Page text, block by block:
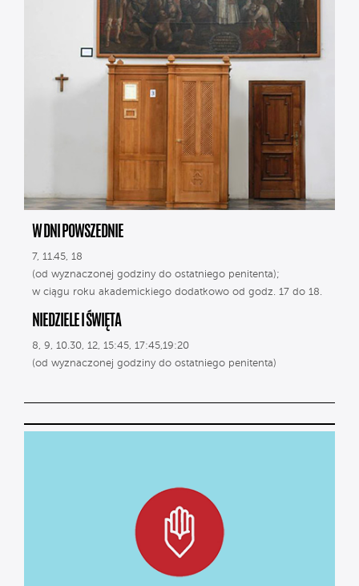
W DNI POWSZEDNIE
7, 11.45, 18
(od wyznaczonej godziny do ostatniego penitenta);
w ciągu roku akademickiego dodatkowo od godz. 17 do 18.
NIEDZIELE I ŚWIĘTA
8, 9, 10.30, 12, 15:45, 17:45,19:20
(od wyznaczonej godziny do ostatniego penitenta)